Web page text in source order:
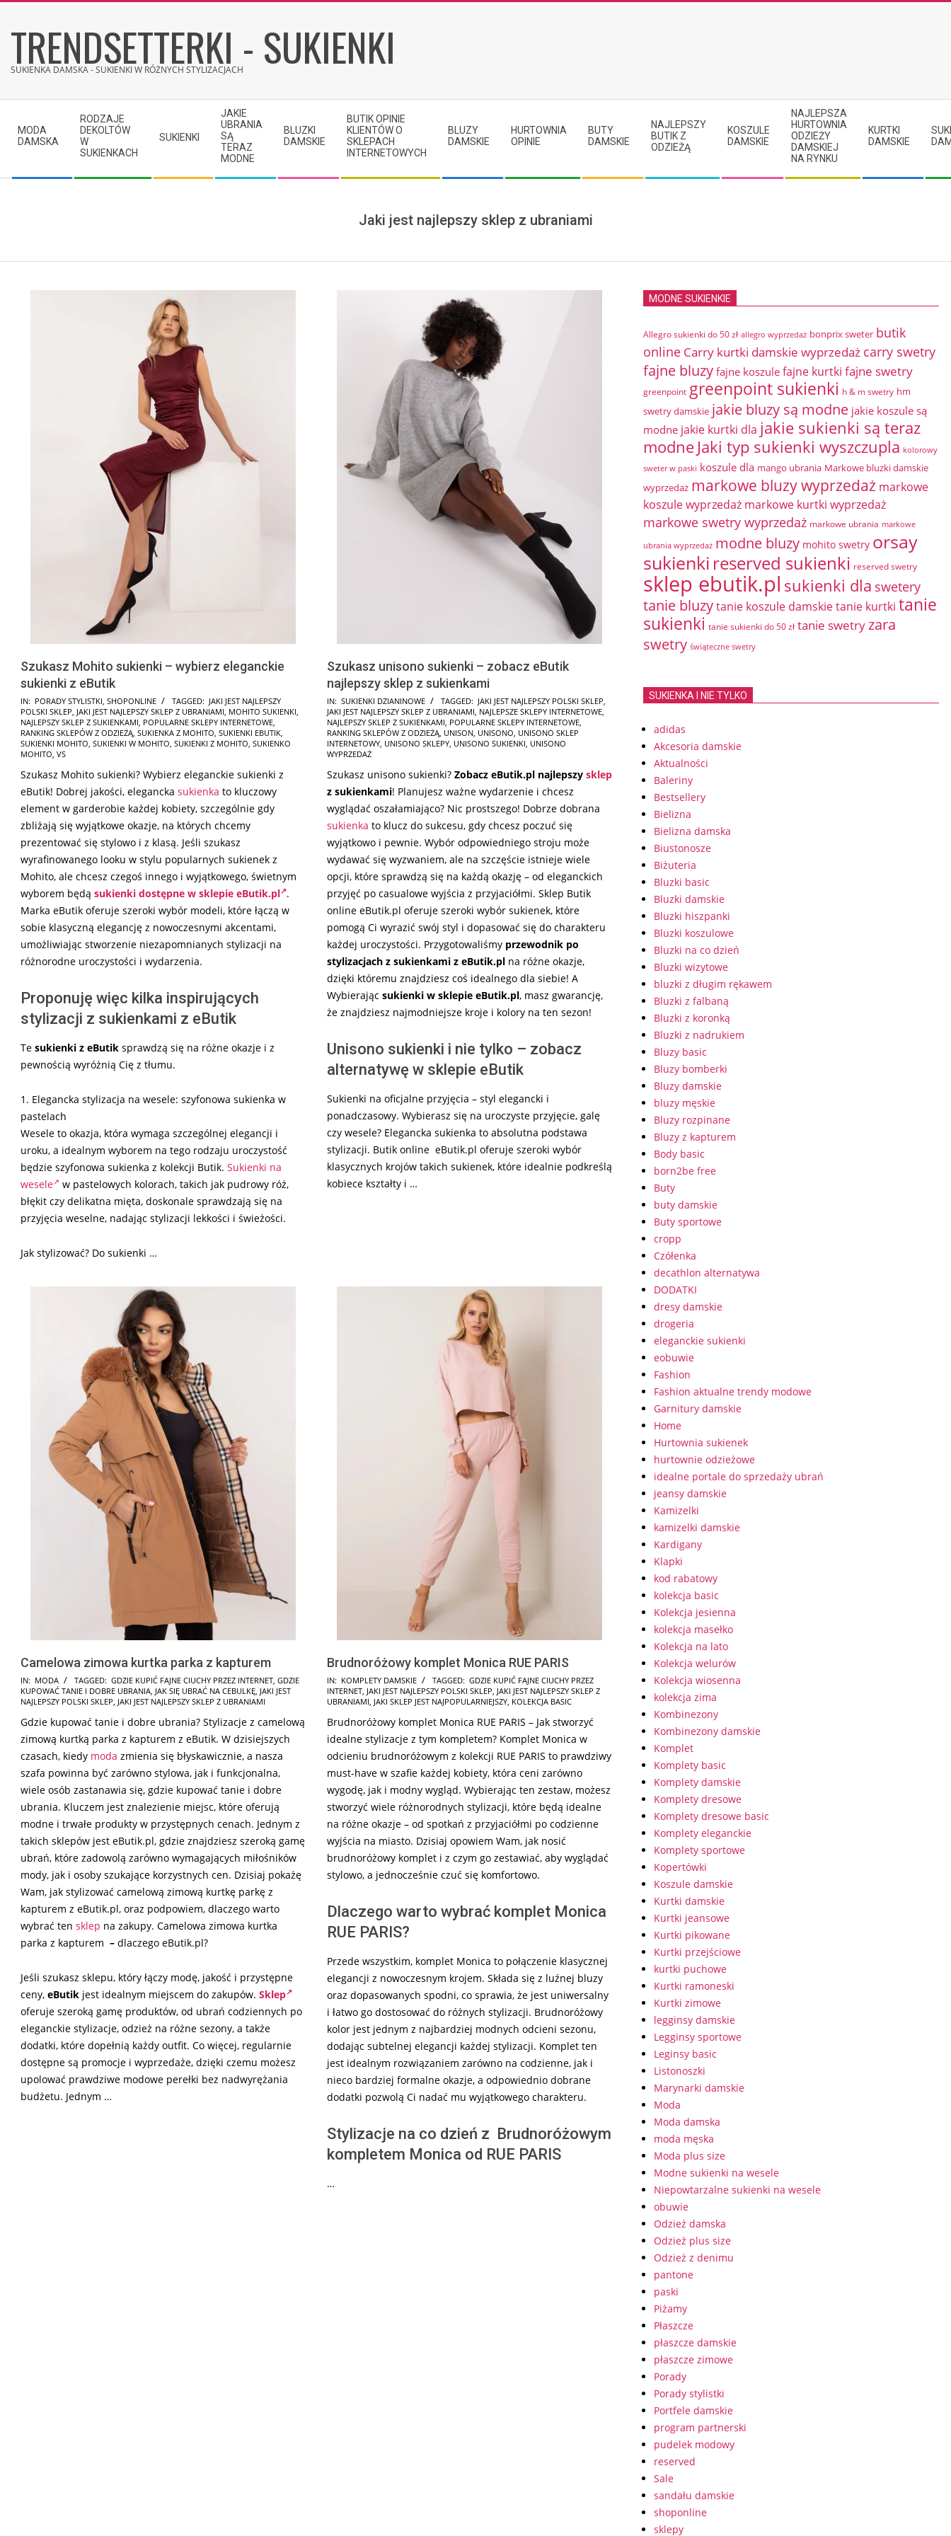
content
TRENDSETTERKI - SUKIENKI
SUKIENKA DAMSKA - SUKIENKI W RÓŻNYCH STYLIZACJACH
Navigation
Menu
MODA
DAMSKA
RODZAJE
DEKOLTÓW
W
SUKIENKACH
SUKIENKI
JAKIE
UBRANIA
SĄ
TERAZ
MODNE
BLUZKI
DAMSKIE
BUTIK OPINIE
KLIENTÓW O
SKLEPACH
INTERNETOWYCH
BLUZY
DAMSKIE
HURTOWNIA
OPINIE
BUTY
DAMSKIE
NAJLEPSZY
BUTIK Z
ODZIEŻĄ
KOSZULE
DAMSKIE
NAJLEPSZA
HURTOWNIA
ODZIEŻY
DAMSKIEJ
NA RYNKU
KURTKI
DAMSKIE
Jaki jest najlepszy sklep z ubraniami
Szukasz Mohito sukienki – wybierz eleganckie
sukienki z eButik
2026-
06-
13
IN: PORADY STYLISTKI, SHOPONLINE TAGGED: JAKI JEST NAJLEPSZY
POLSKI SKLEP, JAKI JEST NAJLEPSZY SKLEP Z UBRANIAMI, MOHITO SUKIENKI,
NAJLEPSZY SKLEP Z SUKIENKAMI, POPULARNE SKLEPY INTERNETOWE,
RANKING SKLEPÓW Z ODZIEŻĄ, SUKIENKA Z MOHITO, SUKIENKI EBUTIK,
SUKIENKI MOHITO, SUKIENKI W MOHITO, SUKIENKI Z MOHITO, SUKIENKO
MOHITO, VS
Szukasz Mohito sukienki? Wybierz eleganckie sukienki z
eButik! Dobrej jakości, elegancka sukienka to kluczowy
element w garderobie każdej kobiety, szczególnie gdy
zbliżają się wyjątkowe okazje, na których chcemy
prezentować się stylowo i z klasą. Jeśli szukasz
wyrafinowanego looku w stylu popularnych sukienek z
Mohito, ale chcesz czegoś innego i wyjątkowego, świetnym
wyborem będą sukienki dostępne w sklepie eButik.pl .
Marka eButik oferuje szeroki wybór modeli, które łączą w
sobie klasyczną elegancję z nowoczesnymi akcentami,
umożliwiając stworzenie niezapomnianych stylizacji na
różnorodne uroczystości i wydarzenia.
Proponuję więc kilka inspirujących
stylizacji z sukienkami z eButik
Te sukienki z eButik sprawdzą się na różne okazje i z
pewnością wyróżnią Cię z tłumu.
1. Elegancka stylizacja na wesele: szyfonowa sukienka w
pastelach
Wesele to okazja, która wymaga szczególnej elegancji i
uroku, a idealnym wyborem na tego rodzaju uroczystość
będzie szyfonowa sukienka z kolekcji Butik. Sukienki na
wesele
w pastelowych kolorach, takich jak pudrowy róż,
błękit czy delikatna mięta, doskonale sprawdzają się na
przyjęcia weselne, nadając stylizacji lekkości i świeżości.
Jak stylizować? Do sukienki …
Szukasz unisono sukienki – zobacz eButik
najlepszy sklep z sukienkami
2025-
08-
20
IN: SUKIENKI DZIANINOWE TAGGED: JAKI JEST NAJLEPSZY POLSKI SKLEP,
JAKI JEST NAJLEPSZY SKLEP Z UBRANIAMI, NAJLEPSZE SKLEPY INTERNETOWE,
NAJLEPSZY SKLEP Z SUKIENKAMI, POPULARNE SKLEPY INTERNETOWE,
RANKING SKLEPÓW Z ODZIEŻĄ, UNISON, UNISONO, UNISONO SKLEP
INTERNETOWY, UNISONO SKLEPY, UNISONO SUKIENKI, UNISONO
WYPRZEDAŻ
Szukasz unisono sukienki? Zobacz eButik.pl najlepszy sklep
z sukienkami! Planujesz ważne wydarzenie i chcesz
wyglądać oszałamiająco? Nic prostszego! Dobrze dobrana
sukienka to klucz do sukcesu, gdy chcesz poczuć się
wyjątkowo i pewnie. Wybór odpowiedniego stroju może
wydawać się wyzwaniem, ale na szczęście istnieje wiele
opcji, które sprawdzą się na każdą okazję – od eleganckich
przyjęć po casualowe wyjścia z przyjaciółmi. Sklep Butik
online eButik.pl oferuje szeroki wybór sukienek, które
pomogą Ci wyrazić swój styl i dopasować się do charakteru
każdej uroczystości. Przygotowaliśmy przewodnik po
stylizacjach z sukienkami z eButik.pl na różne okazje,
dzięki któremu znajdziesz coś idealnego dla siebie! A
Wybierając sukienki w sklepie eButik.pl, masz gwarancję,
że znajdziesz najmodniejsze kroje i kolory na ten sezon!
Unisono sukienki i nie tylko – zobacz
alternatywę w sklepie eButik
Sukienki na oficjalne przyjęcia – styl elegancki i
ponadczasowy. Wybierasz się na uroczyste przyjęcie, galę
czy wesele? Elegancka sukienka to absolutna podstawa
stylizacji. Butik online eButik.pl oferuje szeroki wybór
klasycznych krojów takich sukienek, które idealnie podkreślą
kobiece kształty i …
Camelowa zimowa kurtka parka z kapturem
2024-
10-
IN: MODA TAGGED: GDZIE KUPIĆ FAJNE CIUCHY PRZEZ INTERNET, GDZIE
KUPOWAĆ TANIE I DOBRE UBRANIA, JAK SIĘ UBRAĆ NA CEBULKĘ, JAKI JEST
NAJLEPSZY POLSKI SKLEP, JAKI JEST NAJLEPSZY SKLEP Z UBRANIAMI
Gdzie kupować tanie i dobre ubrania? Stylizacje z camelową
zimową kurtką parka z kapturem z eButik. W dzisiejszych
czasach, kiedy moda zmienia się błyskawicznie, a nasza
szafa powinna być zarówno stylowa, jak i funkcjonalna,
wiele osób zastanawia się, gdzie kupować tanie i dobre
ubrania. Kluczem jest znalezienie miejsc, które oferują
modne i trwałe produkty w przystępnych cenach. Jednym z
takich sklepów jest eButik.pl, gdzie znajdziesz szeroką gamę
ubrań, które zadowolą zarówno wymagających miłośników
mody, jak i osoby szukające korzystnych cen. Dzisiaj pokażę
Wam, jak stylizować camelową zimową kurtkę parkę z
kapturem z eButik.pl, oraz podpowiem, dlaczego warto
wybrać ten sklep na zakupy. Camelowa zimowa kurtka
parka z kapturem – dlaczego eButik.pl?
Jeśli szukasz sklepu, który łączy modę, jakość i przystępne
ceny, eButik jest idealnym miejscem do zakupów. Sklep
oferuje szeroką gamę produktów, od ubrań codziennych po
eleganckie stylizacje, odzież na różne sezony, a także
dodatki, które dopełnią każdy outfit. Co więcej, regularnie
dostępne są promocje i wyprzedaże, dzięki czemu możesz
upolować prawdziwe modowe perełki bez nadwyrężania
budżetu. Jednym …
Brudnoróżowy komplet Monica RUE PARIS
2024-
10-
IN: KOMPLETY DAMSKIE TAGGED: GDZIE KUPIĆ FAJNE CIUCHY PRZEZ
INTERNET, JAKI JEST NAJLEPSZY POLSKI SKLEP, JAKI JEST NAJLEPSZY SKLEP Z
UBRANIAMI, JAKI SKLEP JEST NAJPOPULARNIEJSZY, KOLEKCJA BASIC
Brudnoróżowy komplet Monica RUE PARIS – Jak stworzyć
idealne stylizacje z tym kompletem? Komplet Monica w
odcieniu brudnoróżowym z kolekcji RUE PARIS to prawdziwy
must-have w szafie każdej kobiety, która ceni zarówno
wygodę, jak i modny wygląd. Wybierając ten zestaw, możesz
stworzyć wiele różnorodnych stylizacji, które będą idealne
na różne okazje – od spotkań z przyjaciółmi po codzienne
wyjścia na miasto. Dzisiaj opowiem Wam, jak nosić
brudnoróżowy komplet i z czym go zestawiać, aby wyglądać
stylowo, a jednocześnie czuć się komfortowo.
Dlaczego warto wybrać komplet Monica
RUE PARIS?
Przede wszystkim, komplet Monica to połączenie klasycznej
elegancji z nowoczesnym krojem. Składa się z luźnej bluzy
oraz dopasowanych spodni, co sprawia, że jest uniwersalny
i łatwo go dostosować do różnych stylizacji. Brudnoróżowy
kolor jest jednym z najbardziej modnych odcieni sezonu,
dodając subtelnej elegancji każdej stylizacji. Komplet ten
jest idealnym rozwiązaniem zarówno na codzienne, jak i
nieco bardziej formalne okazje, a odpowiednio dobrane
dodatki pozwolą Ci nadać mu wyjątkowego charakteru.
Stylizacje na co dzień z Brudnoróżowym
kompletem Monica od RUE PARIS
…
MODNE SUKIENKIE
Allegro sukienki do 50 zł allegro wyprzedaż bonprix sweter butik
online Carry kurtki damskie wyprzedaż carry swetry
fajne bluzy fajne koszule fajne kurtki fajne swetry
greenpoint greenpoint sukienki h & m swetry hm
swetry damskie jakie bluzy są modne jakie koszule są
modne jakie kurtki dla jakie sukienki są teraz
modneJaki typ sukienki wyszczupla kolorowy
sweter w paski koszule dla mango ubrania Markowe bluzki damskie
wyprzedaż markowe bluzy wyprzedaż markowe
koszule wyprzedaż markowe kurtki wyprzedaż
markowe swetry wyprzedaż markowe ubrania markowe
ubrania wyprzedaż modne bluzy mohito swetry orsay
sukienki reserved sukienki reserved swetry
sklep ebutik.pl sukienki dla swetery
tanie bluzytanie koszule damskietanie kurtki tanie
sukienki tanie sukienki do 50 zł tanie swetryzara
swetry świąteczne swetry
SUKIENKA I NIE TYLKO
adidas
Akcesoria damskie
Aktualności
Baleriny
Bestsellery
Bielizna
Bielizna damska
Biustonosze
Biżuteria
Bluzki basic
Bluzki damskie
Bluzki hiszpanki
Bluzki koszulowe
Bluzki na co dzień
Bluzki wizytowe
bluzki z długim rękawem
Bluzki z falbaną
Bluzki z koronką
Bluzki z nadrukiem
Bluzy basic
Bluzy bomberki
Bluzy damskie
bluzy męskie
Bluzy rozpinane
Bluzy z kapturem
Body basic
born2be free
Buty
buty damskie
Buty sportowe
cropp
Czółenka
decathlon alternatywa
DODATKI
dresy damskie
drogeria
eleganckie sukienki
eobuwie
Fashion
Fashion aktualne trendy modowe
Garnitury damskie
Home
Hurtownia sukienek
hurtownie odzieżowe
idealne portale do sprzedaży ubrań
jeansy damskie
Kamizelki
kamizelki damskie
Kardigany
Klapki
kod rabatowy
kolekcja basic
Kolekcja jesienna
kolekcja masełko
Kolekcja na lato
Kolekcja welurów
Kolekcja wiosenna
kolekcja zima
Kombinezony
Kombinezony damskie
Komplet
Komplety basic
Komplety damskie
Komplety dresowe
Komplety dresowe basic
Komplety eleganckie
Komplety sportowe
Kopertówki
Koszule damskie
Kurtki damskie
Kurtki jeansowe
Kurtki pikowane
Kurtki przejściowe
kurtki puchowe
Kurtki ramoneski
Kurtki zimowe
legginsy damskie
Legginsy sportowe
Leginsy basic
Listonoszki
Marynarki damskie
Moda
Moda damska
moda męska
Moda plus size
Modne sukienki na wesele
Niepowtarzalne sukienki na wesele
obuwie
Odzież damska
Odzież plus size
Odzież z denimu
pantone
paski
Piżamy
Płaszcze
płaszcze damskie
płaszcze zimowe
Porady
Porady stylistki
Portfele damskie
program partnerski
pudelek modowy
reserved
Sale
sandału damskie
shoponline
sklepy